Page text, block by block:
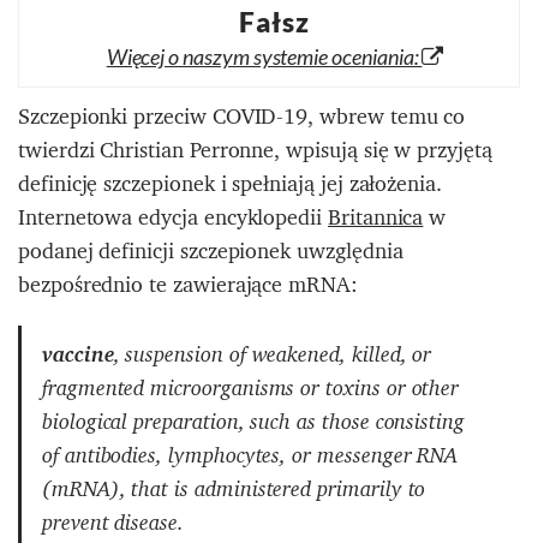
Fałsz
Więcej o naszym systemie oceniania:
Szczepionki przeciw COVID-19, wbrew temu co
twierdzi Christian Perronne, wpisują się w przyjętą
definicję szczepionek i spełniają jej założenia.
Internetowa edycja encyklopediiBritannicaw
podanej definicji szczepionek uwzględnia
bezpośrednio te zawierające mRNA:
vaccine, suspension of weakened, killed, or
fragmented microorganisms or toxins or other
biological preparation, such as those consisting
of antibodies, lymphocytes, or messenger RNA
(mRNA), that is administered primarily to
prevent disease.